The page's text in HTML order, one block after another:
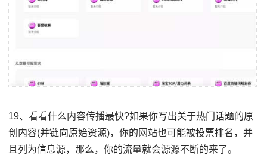
19、看看什么内容传播最快?如果你写出关于热门话题的原
创内容(并链向原始资源)，你的网站也可能被投票排名，并
且列为信息源，那么，你的流量就会源源不断的来了。